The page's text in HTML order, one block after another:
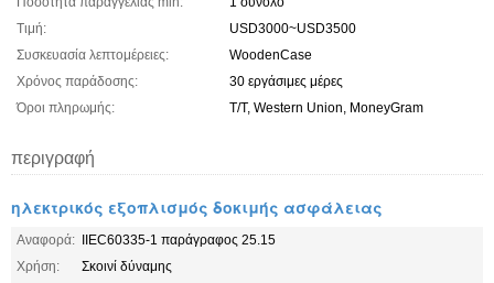
Τιμή:
USD3000~USD3500
Συσκευασία λεπτομέρειες:
WoodenCase
Χρόνος παράδοσης:
30 εργάσιμες μέρες
Όροι πληρωμής:
T/T, Western Union, MoneyGram
περιγραφή
ηλεκτρικός εξοπλισμός δοκιμής ασφάλειας
Αναφορά: IIEC60335-1 παράγραφος 25.15
Χρήση:
Σκοινί δύναμης